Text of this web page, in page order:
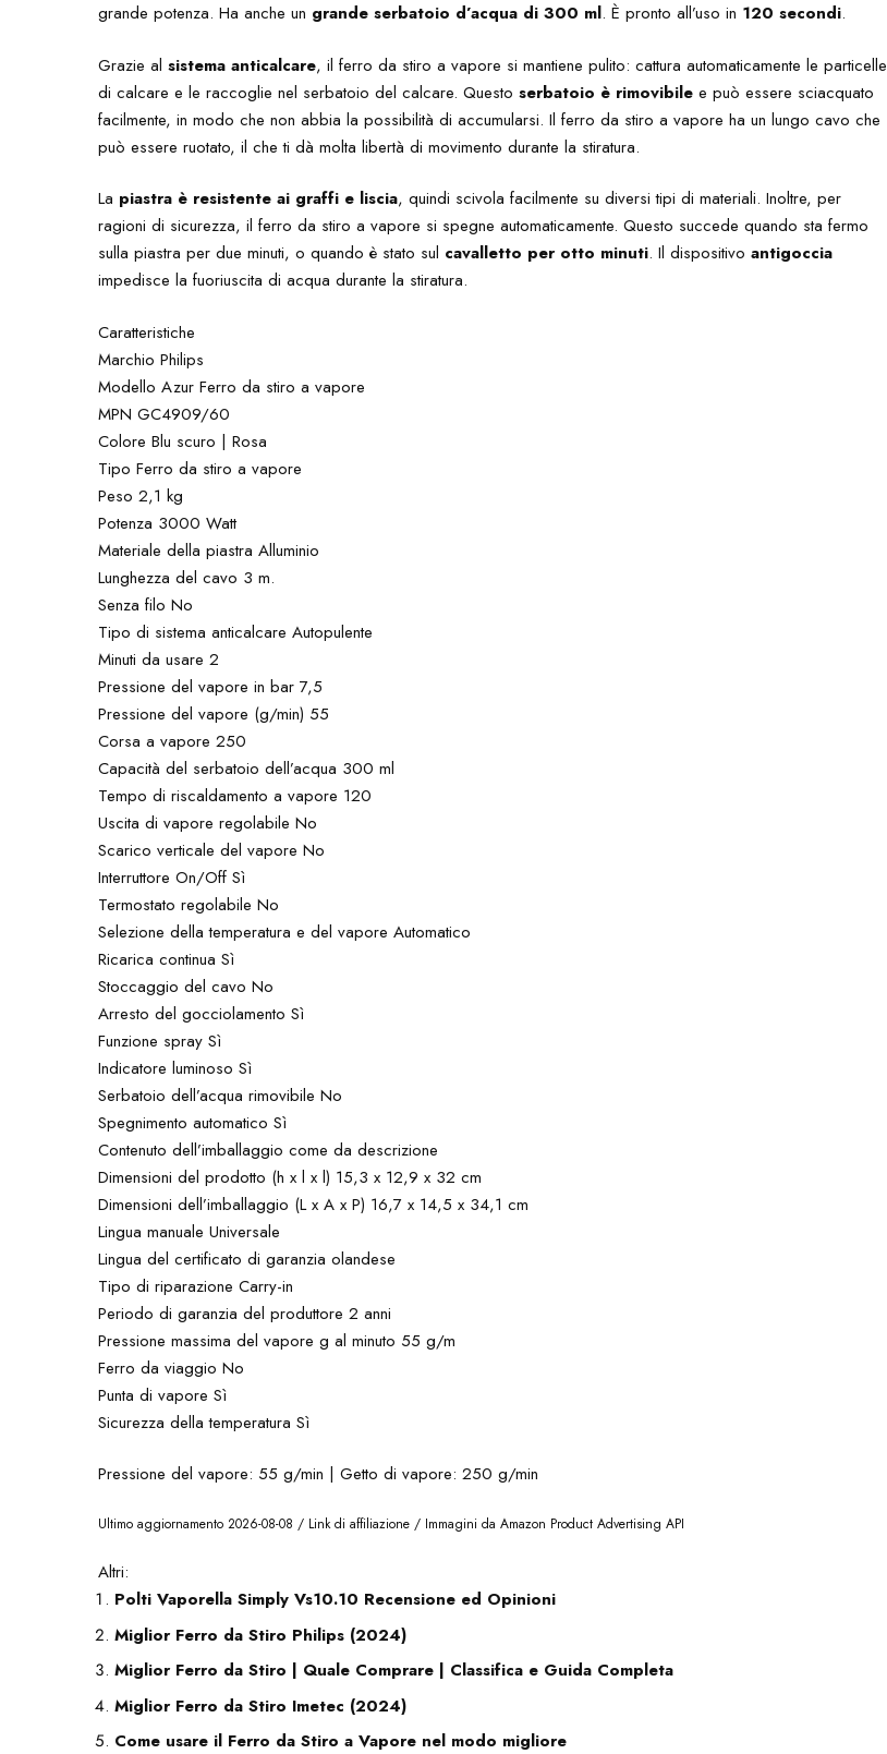
grande potenza. Ha anche un grande serbatoio d’acqua di 300 ml. È pronto all’uso in 120 secondi.
Grazie alsistema anticalcare, il ferro da stiro a vapore si mantiene pulito: cattura automaticamente le particelle
di calcare e le raccoglie nel serbatoio del calcare. Questoserbatoio è rimovibile e può essere sciacquato
facilmente, in modo che non abbia la possibilità di accumularsi. Il ferro da stiro a vapore ha un lungo cavo che
può essere ruotato, il che ti dà molta libertà di movimento durante la stiratura.
La piastra è resistente ai graffi e liscia, quindi scivola facilmente su diversi tipi di materiali. Inoltre, per
ragioni di sicurezza, il ferro da stiro a vapore si spegne automaticamente. Questo succede quando sta fermo
sulla piastra per due minuti, o quando è stato sul cavalletto per otto minuti. Il dispositivoantigoccia
impedisce la fuoriuscita di acqua durante la stiratura.
Caratteristiche
Marchio Philips
Modello Azur Ferro da stiro a vapore
MPN GC4909/60
Colore Blu scuro | Rosa
Tipo Ferro da stiro a vapore
Peso 2,1 kg
Potenza 3000 Watt
Materiale della piastra Alluminio
Lunghezza del cavo 3 m.
Senza filo No
Tipo di sistema anticalcare Autopulente
Minuti da usare 2
Pressione del vapore in bar 7,5
Pressione del vapore (g/min) 55
Corsa a vapore 250
Capacità del serbatoio dell’acqua 300 ml
Tempo di riscaldamento a vapore 120
Uscita di vapore regolabile No
Scarico verticale del vapore No
Interruttore On/Off Sì
Termostato regolabile No
Selezione della temperatura e del vapore Automatico
Ricarica continua Sì
Stoccaggio del cavo No
Arresto del gocciolamento Sì
Funzione spray Sì
Indicatore luminoso Sì
Serbatoio dell’acqua rimovibile No
Spegnimento automatico Sì
Contenuto dell’imballaggio come da descrizione
Dimensioni del prodotto (h x l x l) 15,3 x 12,9 x 32 cm
Dimensioni dell’imballaggio (L x A x P) 16,7 x 14,5 x 34,1 cm
Lingua manuale Universale
Lingua del certificato di garanzia olandese
Tipo di riparazione Carry-in
Periodo di garanzia del produttore 2 anni
Pressione massima del vapore g al minuto 55 g/m
Ferro da viaggio No
Punta di vapore Sì
Sicurezza della temperatura Sì
Pressione del vapore: 55 g/min | Getto di vapore: 250 g/min
Ultimo aggiornamento 2026-08-08 / Link di affiliazione / Immagini da Amazon Product Advertising API
Altri:
Polti Vaporella Simply Vs10.10 Recensione ed Opinioni
Miglior Ferro da Stiro Philips (2024)
Miglior Ferro da Stiro | Quale Comprare | Classifica e Guida Completa
Miglior Ferro da Stiro Imetec (2024)
Come usare il Ferro da Stiro a Vapore nel modo migliore